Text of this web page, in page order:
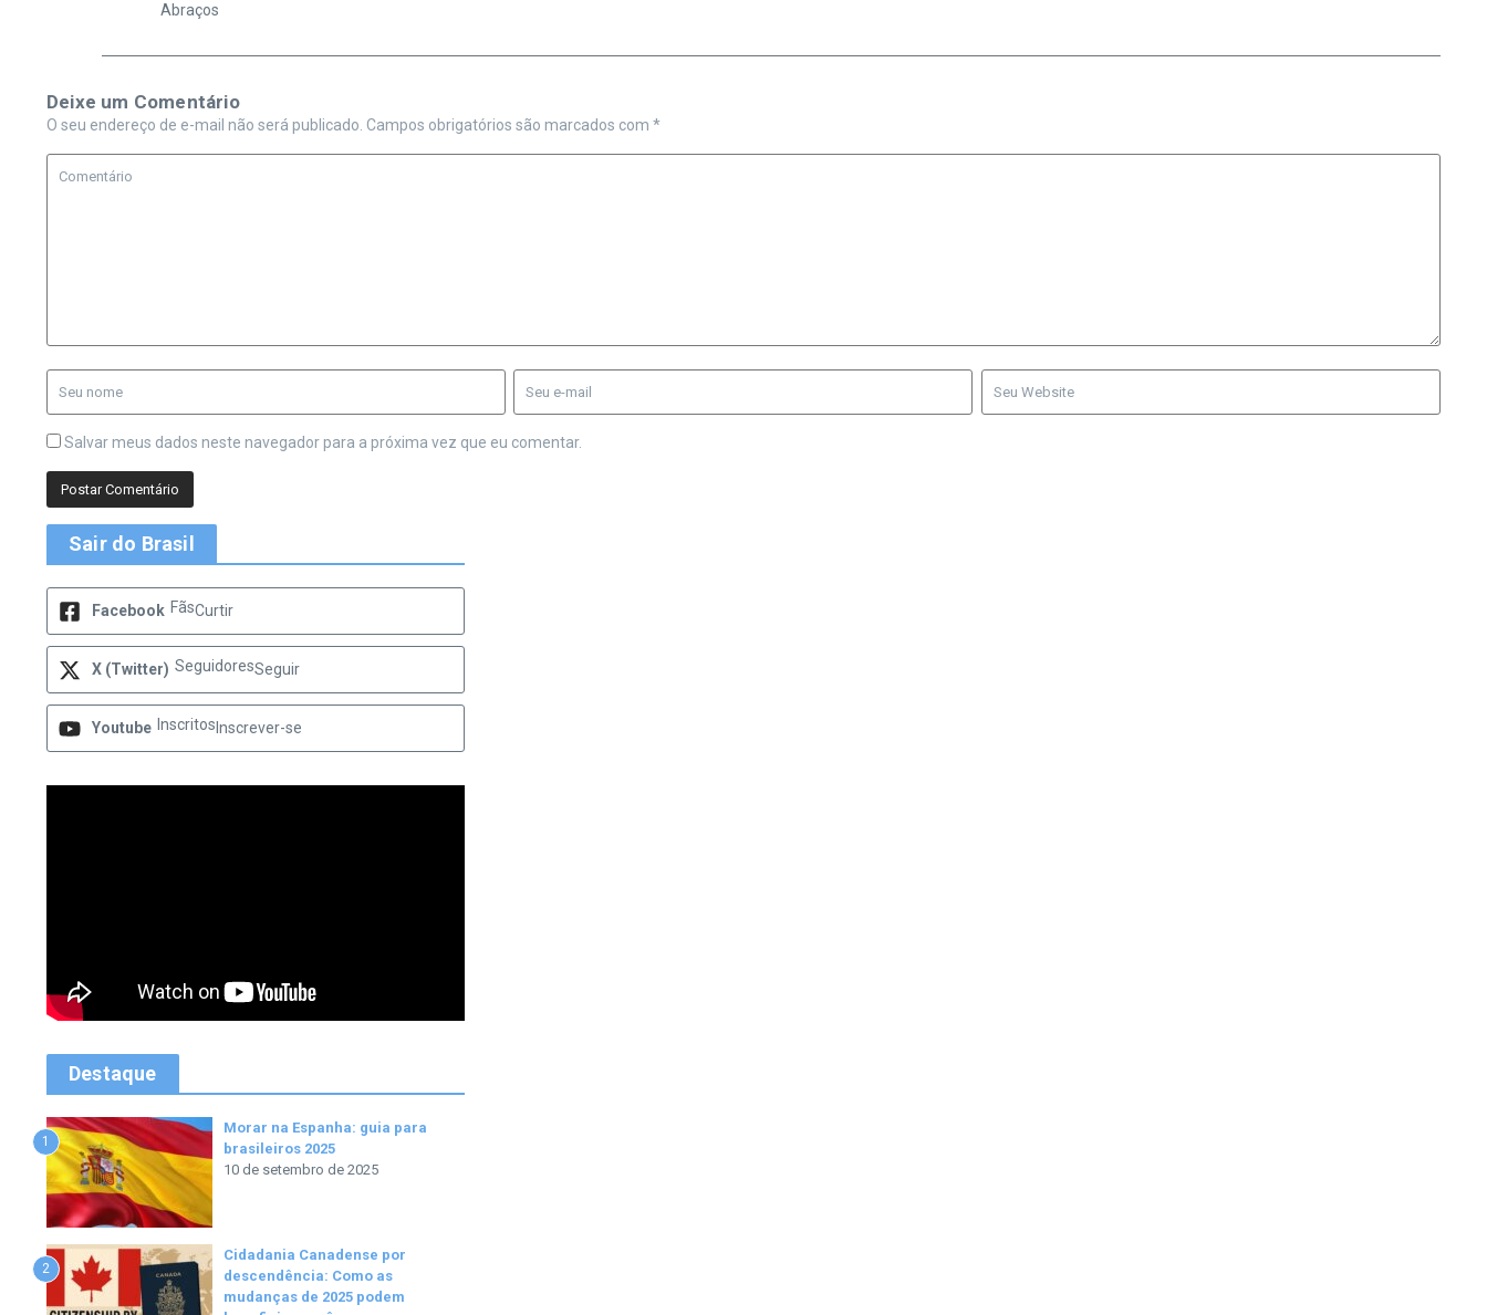
Abraços
Deixe um Comentário
O seu endereço de e-mail não será publicado. Campos obrigatórios são marcados com *
Salvar meus dados neste navegador para a próxima vez que eu comentar.
Sair do Brasil
Facebook FãsCurtir
X (Twitter) SeguidoresSeguir
Youtube Inscritos Inscrever-se
Destaque
1
Morar na Espanha: guia para
brasileiros 2025
10 de setembro de 2025
2
Cidadania Canadense por
descendência: Como as
mudanças de 2025 podem